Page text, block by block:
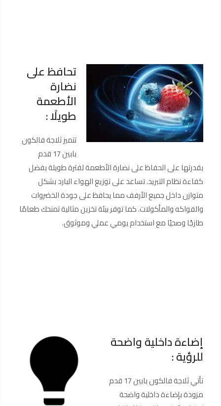
تحافظ على
نضارة
الأطعمة
طويلًا :
تتميز ثلاجة فالكون
بابين 17 قدم
بقدرتها على الحفاظ على نضارة الأطعمة لفترة طويلة بفضل
كفاءة نظام التبريد. تساعد على توزيع الهواء البارد بشكل
متوازن داخل جميع الأرفف مما يحافظ على جودة الخضروات
والفواكه والمأكولات. كما توفر بيئة تخزين مثالية تمنحك طعامًا
طازجًا وصحيًا مع استخدام يومي عملي وموثوق.
إضاءة داخلية واضحة
للرؤية :
تأتي ثلاجة فالكون بابين 17 قدم
مزودة بإضاءة داخلية واضحة